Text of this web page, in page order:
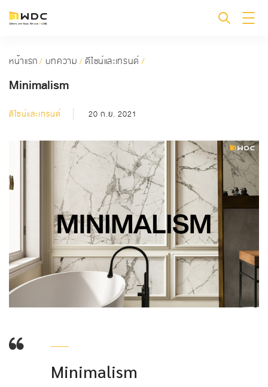
หน้าแรก/ บทความ / ดีไซน์และเทรนด์ /
Minimalism
ดีไซน์และเทรนด์ 20 ก.ย. 2021
Minimalism